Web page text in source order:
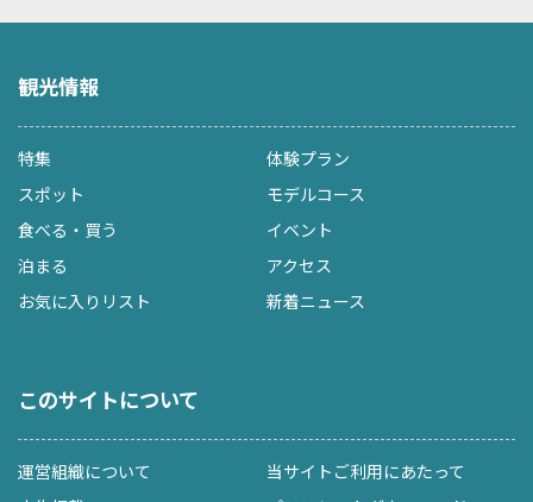
観光情報
特集
体験プラン
スポット
モデルコース
食べる・買う
イベント
泊まる
アクセス
お気に入りリスト
新着ニュース
このサイトについて
運営組織について
当サイトご利用にあたって